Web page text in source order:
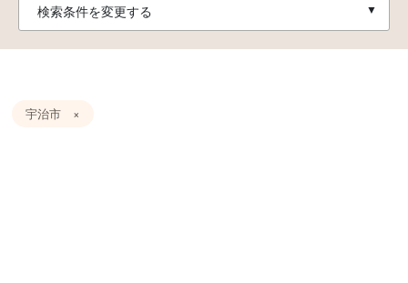
検索条件を変更する
宇治市 ×